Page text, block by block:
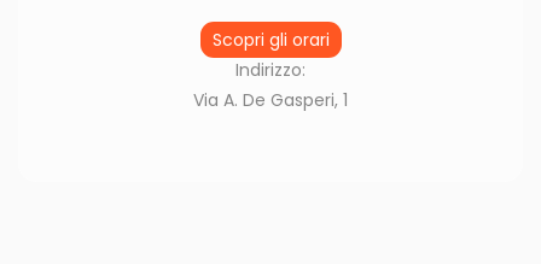
Scopri gli orari
Indirizzo:
Via A. De Gasperi, 1